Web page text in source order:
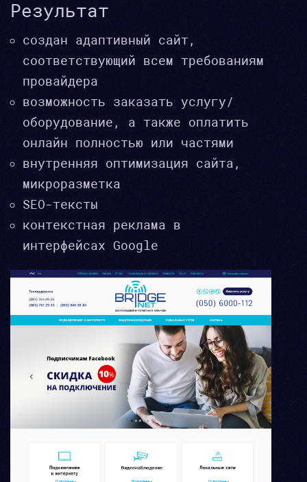
Результат
создан адаптивный сайт,
соответствующий всем требованиям
провайдера
возможность заказать услугу/
оборудование, а также оплатить
онлайн полностью или частями
внутренняя оптимизация сайта,
микроразметка
SEO-тексты
контекстная реклама в
интерфейсах Google